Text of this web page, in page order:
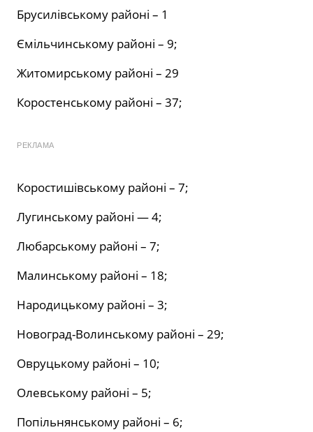
Брусилівському районі – 1
Ємільчинському районі – 9;
Житомирському районі – 29
Коростенському районі – 37;
РЕКЛАМА
Коростишівському районі – 7;
Лугинському районі — 4;
Любарському районі – 7;
Малинському районі – 18;
Народицькому районі – 3;
Новоград-Волинському районі – 29;
Овруцькому районі – 10;
Олевському районі – 5;
Попільнянському районі – 6;